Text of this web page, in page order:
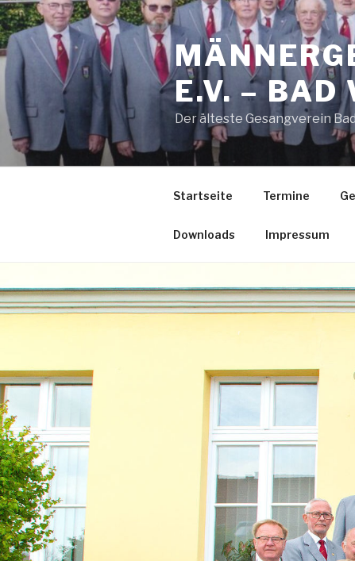
Zum
Inhalt
springen
E.V. – BAD
Der älteste Gesangverein
Startseite Termine
Downloads Impressum